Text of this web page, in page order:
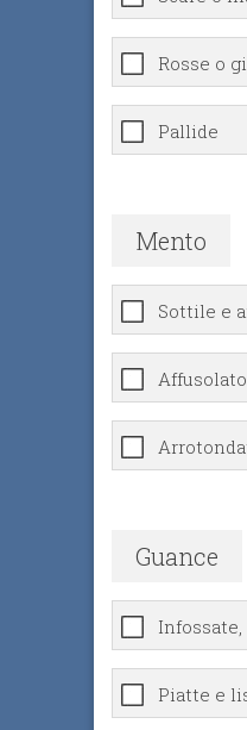
Rosse o
Pallide
Mento
Sottile e
Affusolato
Guance
Piatte e